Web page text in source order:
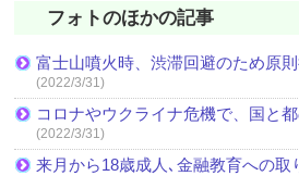
フォトのほかの記事
富士山噴火時、渋滞回避のため原
(2022/3/31)
コロナやウクライナ危機で、国と
(2022/3/31)
来月から18歳成人､金融教育への取